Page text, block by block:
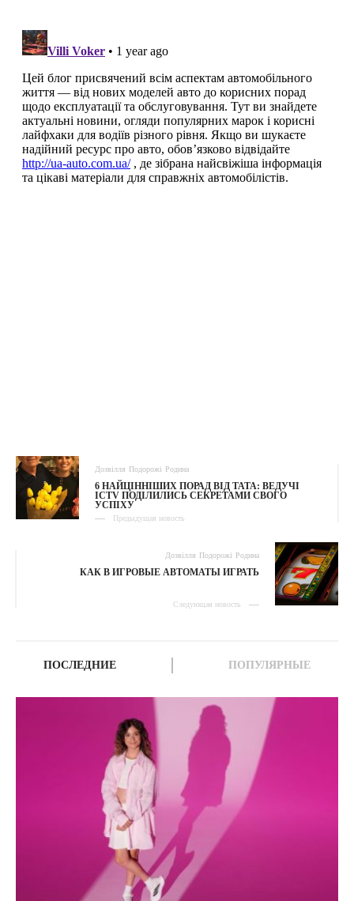
Дозвілля Подорожі Родина
6 НАЙЦІННІШИХ ПОРАД ВІД ТАТА: ВЕДУЧІ
ICTV ПОДІЛИЛИСЬ СЕКРЕТАМИ СВОГО
УСПІХУ
Предыдущая новость
Дозвілля Подорожі Родина
КАК В ИГРОВЫЕ АВТОМАТЫ ИГРАТЬ
Следующая новость
ПОСЛЕДНИЕ ПОПУЛЯРНЫЕ